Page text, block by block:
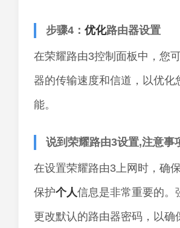
步骤4： 优化路由器设置
在荣耀路由3控制面板中，您
器的传输速度和信道，以优化
能。
说到荣耀路由3设置,注意事
在设置荣耀路由3上网时，确
保护个人信息是非常重要的。
更改默认的路由器密码，以确